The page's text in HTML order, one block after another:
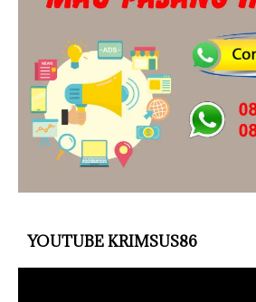
YOUTUBE KRIMSUS86